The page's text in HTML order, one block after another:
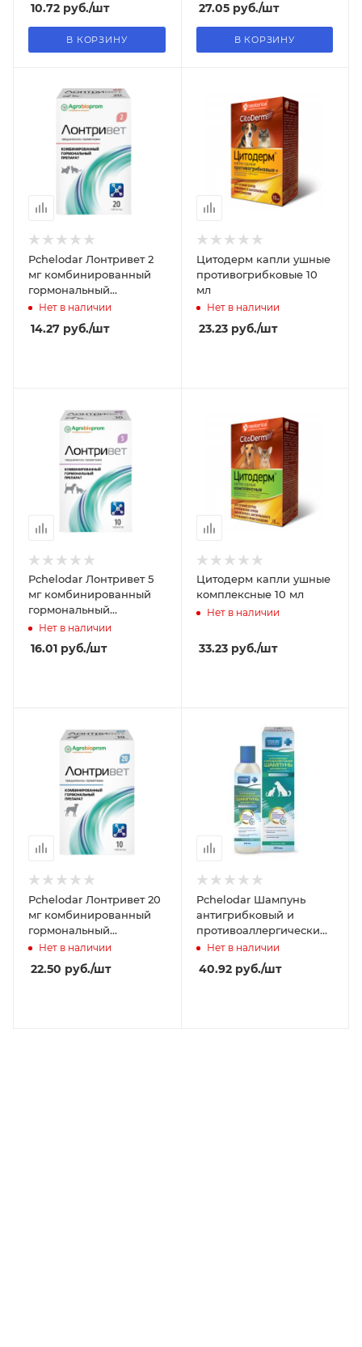
10.72 руб./шт
В КОРЗИНУ
27.05руб./шт
В КОРЗИНУ
Pchelodar Лонтривет 2
мг комбинированный
гормональный
препарат 20 таблеток
Нет в наличии
14.27 руб./шт
Цитодерм капли ушные
противогрибковые 10
мл
Нет в наличии
23.23руб./шт
Pchelodar Лонтривет 5
мг комбинированный
гормональный
препарат 10 таблеток
Нет в наличии
16.01 руб./шт
Цитодерм капли ушные
комплексные 10 мл
Нет в наличии
33.23руб./шт
Pchelodar Лонтривет 20
мг комбинированный
гормональный
препарат 10 таблеток
Нет в наличии
22.50 руб./шт
Pchelodar Шампунь
антигрибковый и
противоаллергический
250 мл
Нет в наличии
40.92руб./шт